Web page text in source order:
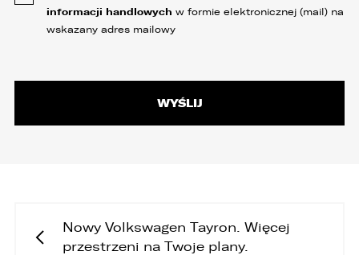
informacji handlowych w formie elektronicznej (mail) na
wskazany adres mailowy
Nowy Volkswagen Tayron. Więcej
przestrzeni na Twoje plany.